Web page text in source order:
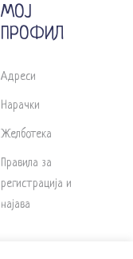
МОЈ
ПРОФИЛ
Адреси
Нарачки
Желботека
Правила за
регистрација и
најава